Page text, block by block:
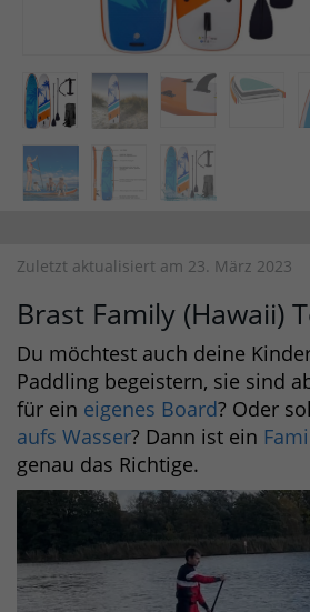
Zuletzt aktualisiert am 23. März 2023
Brast Family (Hawaii)
Du möchtest auch deine
Paddling begeistern, sie sind
für ein eigenes Board? Oder
aufs Wasser? Dann ist ein
genau das Richtige.